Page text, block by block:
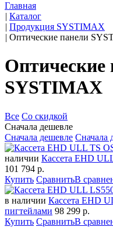
Главная
| Каталог
| Продукция SYSTIMAX
| Оптические панели
Оптические
SYSTIMAX
Все Со скидкой
Сначала дешевле
Сначала дешевле Сначала
наличии Кассета EHD
101 794 р.
Купить СравнитьВ
в наличии Кассета EHD
пигтейлами 98 299 р.
Купить СравнитьВ